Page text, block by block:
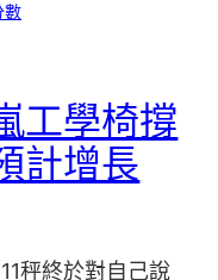
數
工學椅撐
計增長
秤終於對自己說